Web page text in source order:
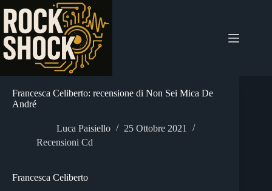
contenuto
Francesca Celiberto: recensione di Non Sei Mica De
André
Luca Paisiello
25 Ottobre 2021
Recensioni Cd
Francesca Celiberto